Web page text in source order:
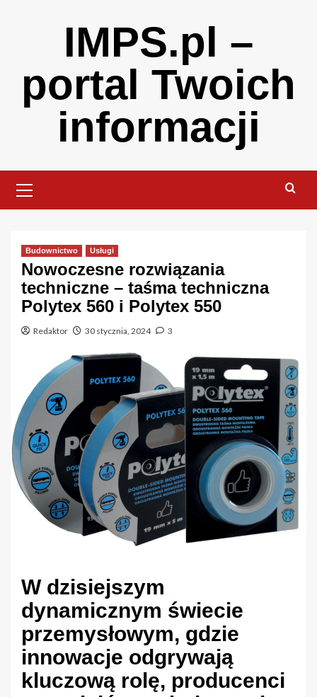
IMPS.pl –
portal Twoich
informacji
Menu
Budownictwo Usługi
Nowoczesne rozwiązania
techniczne – taśma techniczna
Polytex 560 i Polytex 550
Redaktor 30 stycznia, 2024 3
W dzisiejszym
dynamicznym świecie
przemysłowym, gdzie
innowacje odgrywają
kluczową rolę, producenci